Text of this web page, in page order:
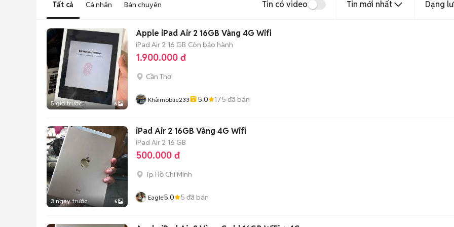
Tất cả Cá nhân Bán chuyên Tin có video Tin mới nhất Dạng
5 giờ trước 6
Apple iPad Air 2 16GB Vàng 4G Wifi
iPad Air 2 16 GB Còn bảo hành
1.900.000 đ
Cần Thơ
Khảimoblie233 5.0 175 đã bán
3 ngày trước 5
iPad Air 2 16GB Vàng 4G Wifi
iPad Air 2 16 GB
500.000 đ
Tp Hồ Chí Minh
Eagle5.0 5 đã bán